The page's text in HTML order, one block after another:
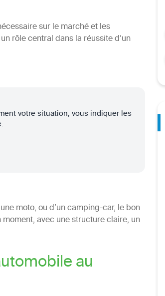
sur le marché et les
rôle central dans la réussite d’un
votre situation, vous indiquer les
moto, ou d’un camping-car, le bon
avec une structure claire, un
au